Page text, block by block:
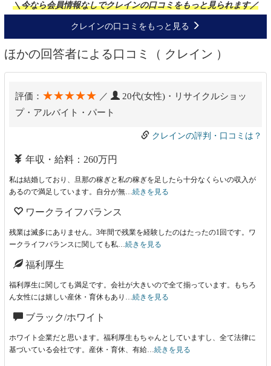
＼今なら会員情報なしでクレインの口コミをもっと見られます／
クレインの口コミをもっと見る
ほかの回答者による口コミ（ クレイン ）
評価： ★★★★★ ／
20代(女性)・リサイクルショッ
プ・アルバイト・パート
クレインの評判・口コミは？
年収・給料：260万円
私は結婚しており、旦那の稼ぎと私の稼ぎを足したら十分なくらいの収入が
あるので満足しています。自分が無… 続きを見る
ワークライフバランス
残業は滅多にありません。3年間で残業を経験したのはたったの1回です。ワ
ークライフバランスに関しても私… 続きを見る
福利厚生
福利厚生に関しても満足です。会社が大きいので全て揃っています。もちろ
ん女性には嬉しい産休・育休もあり… 続きを見る
ブラック/ホワイト
ホワイト企業だと思います。福利厚生もちゃんとしていますし、全て法律に
基づいている会社です。産休・育休、有給… 続きを見る